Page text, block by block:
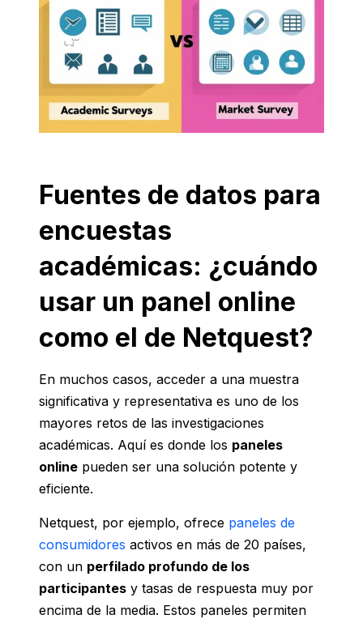
Fuentes de datos para
encuestas
académicas: ¿cuándo
usar un panel online
como el de Netquest?
En muchos casos, acceder a una muestra
significativa y representativa es uno de los
mayores retos de las investigaciones
académicas. Aquí es donde los paneles
online pueden ser una solución potente y
eficiente.
Netquest, por ejemplo, ofrece paneles de
consumidores activos en más de 20 países,
con un perfilado profundo de los
participantes y tasas de respuesta muy por
encima de la media. Estos paneles permiten